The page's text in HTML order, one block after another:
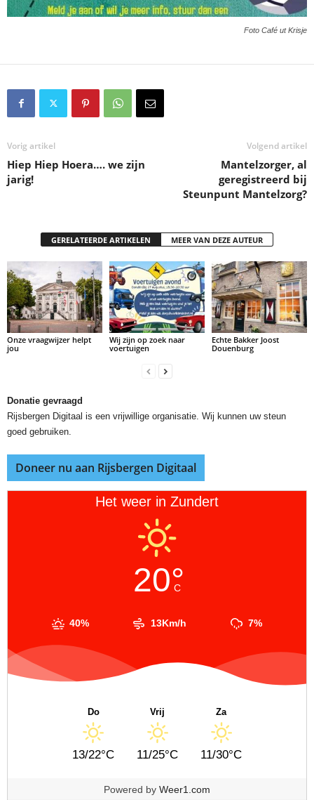
Foto Café ut Krisje
Vorig artikel
Hiep Hiep Hoera…. we zijn
jarig!
Volgend artikel
Mantelzorger, al
geregistreerd bij
Steunpunt Mantelzorg?
GERELATEERDE ARTIKELEN MEER VAN DEZE AUTEUR
Onze vraagwijzer helpt
jou
Wij zijn op zoek naar
voertuigen
Echte Bakker Joost
Douenburg
Donatie gevraagd
Rijsbergen Digitaal is een vrijwillige organisatie. Wij kunnen uw steun
goed gebruiken.
Doneer nu aan Rijsbergen Digitaal
Het weer in Zundert
20°
C
40% 13Km/h 7%
Do
13/22°C
Vrij
11/25°C
Za
11/30°C
Powered by Weer1.com